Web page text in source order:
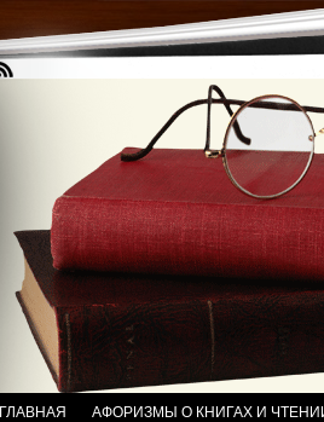
ГЛАВНАЯ АФОРИЗМЫ О КНИГАХ И